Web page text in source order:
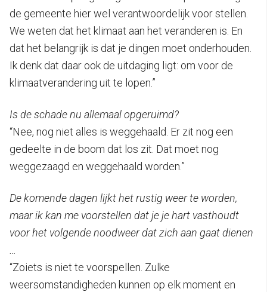
de gemeente hier wel verantwoordelijk voor stellen.
We weten dat het klimaat aan het veranderen is. En
dat het belangrijk is dat je dingen moet onderhouden.
Ik denk dat daar ook de uitdaging ligt: om voor de
klimaatverandering uit te lopen.”
Is de schade nu allemaal opgeruimd?
“Nee, nog niet alles is weggehaald. Er zit nog een
gedeelte in de boom dat los zit. Dat moet nog
weggezaagd en weggehaald worden.”
De komende dagen lijkt het rustig weer te worden,
maar ik kan me voorstellen dat je je hart vasthoudt
voor het volgende noodweer dat zich aan gaat dienen
…
“Zoiets is niet te voorspellen. Zulke
weersomstandigheden kunnen op elk moment en